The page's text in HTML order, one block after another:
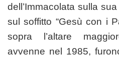
dell’Immacolata sulla
sul soffitto “Gesù con i
sopra l’altare
avvenne nel 1985,